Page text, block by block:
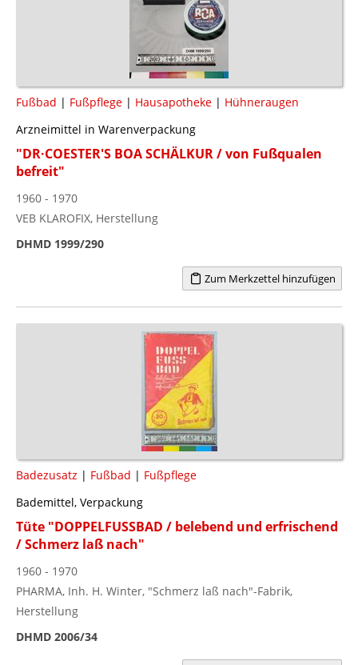
Fußbad | Fußpflege | Hausapotheke | Hühneraugen
Arzneimittel in Warenverpackung
"DR·COESTER'S BOA SCHÄLKUR / von Fußqualen
befreit"
1960 - 1970
VEB KLAROFIX, Herstellung
DHMD 1999/290
Zum Merkzettel hinzufügen
Badezusatz | Fußbad | Fußpflege
Bademittel, Verpackung
Tüte "DOPPELFUSSBAD / belebend und erfrischend
/ Schmerz laß nach"
1960 - 1970
PHARMA, Inh. H. Winter, "Schmerz laß nach"-Fabrik,
Herstellung
DHMD 2006/34